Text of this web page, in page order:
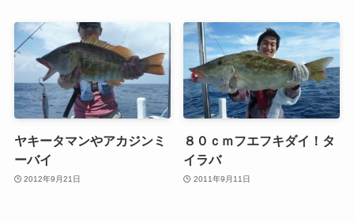
ヤキータマンやアカジンミ
ーバイ
2012年9月21日
８０ｃｍフエフキダイ！タ
イラバ
2011年9月11日